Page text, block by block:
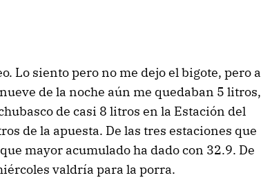
Lo siento pero no me dejo el bigote, pero a
de la noche aún me quedaban 5 litros,
de casi 8 litros en la Estación del
de la apuesta. De las tres estaciones que
mayor acumulado ha dado con 32.9. De
valdría para la porra.